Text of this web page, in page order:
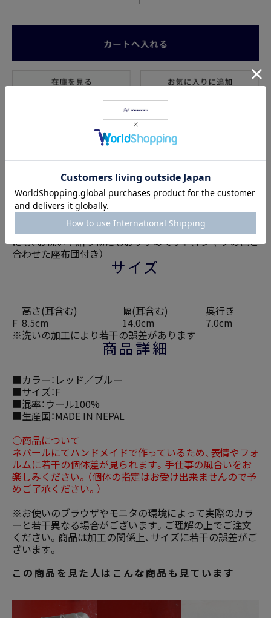
返品についての詳細はこちら
商品説明
ティグルブロカンテオリジナルキャラクターのナッティ
ーラビット。福助タイプが入荷しました。ひとつずつ表情
やフォルムが異なる、手作りによるぬくもりが感じられ、
何とも言えない愛らしい表情が特徴です。ご自宅用の他
にも、お祝いや贈り物にもおすすめです。（Tシャツの色と
合わせた座布団付き）
サイズ
高さ(耳含む) 幅(耳含む)
奥行き
F 8.5cm 14.0cm
7.0cm
※洗いの加工により若干の誤差があります
商品詳細
■カラー：レッド／ブルー
■サイズ：F
■混率：ウール100%
■生産国：MADE IN NEPAL
○商品について
ネパールにてハンドメイドで作っているため、表情やフォ
ルムに若干の個体差が見られます。手仕事の風合いをお
楽しみください。（個体の指定はお受け出来ませんので予
めご了承ください。）
※お使いのブラウザやモニタの環境によって実際のカラ
ーと若干異なる場合がございます。ご理解の上でご注文
ください。商品は加工の関係上、サイズに若干の誤差がご
ざいます。
この商品を見た人はこんな商品も見ています